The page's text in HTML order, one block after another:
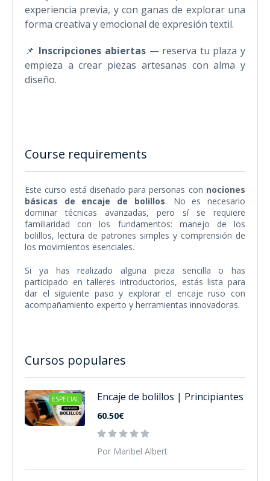
experiencia previa, y con ganas de explorar una
forma creativa y emocional de expresión textil.
📌 Inscripciones abiertas— reserva tu plaza y
empieza a crear piezas artesanas con alma y
diseño.
Course requirements
Este curso está diseñado para personas con nociones
básicas de encaje de bolillos. No es necesario
dominar técnicas avanzadas, pero sí se requiere
familiaridad con los fundamentos: manejo de los
bolillos, lectura de patrones simples y comprensión de
los movimientos esenciales.
Si ya has realizado alguna pieza sencilla o has
participado en talleres introductorios, estás lista para
dar el siguiente paso y explorar el encaje ruso con
acompañamiento experto y herramientas innovadoras.
Cursos populares
ESPECIAL Encaje de bolillos | Principiantes
60.50€
Por Maribel Albert